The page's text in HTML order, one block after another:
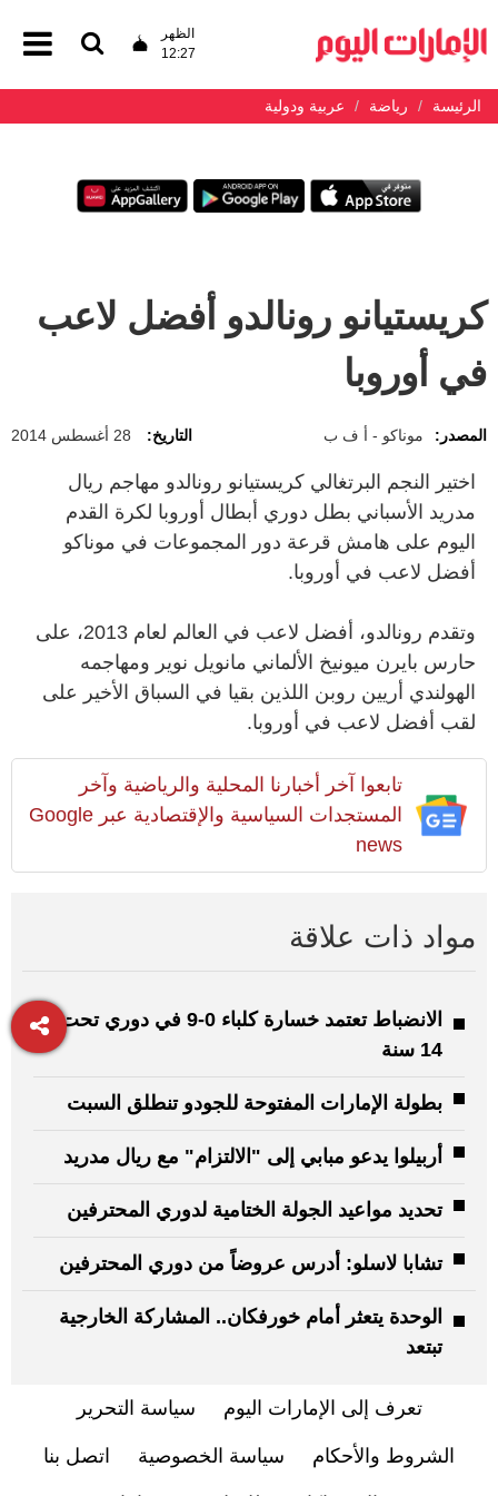
الظهر
12:27
الرئيسة رياضة عربية ودولية
كريستيانو رونالدو أفضل لاعب
في أوروبا
المصدر: موناكو - أ ف ب التاريخ: 28 أغسطس 2014
اختير النجم البرتغالي كريستيانو رونالدو مهاجم ريال
مدريد الأسباني بطل دوري أبطال أوروبا لكرة القدم
اليوم على هامش قرعة دور المجموعات في موناكو
أفضل لاعب في أوروبا.
وتقدم رونالدو، أفضل لاعب في العالم لعام 2013، على
حارس بايرن ميونيخ الألماني مانويل نوير ومهاجمه
الهولندي أريين روبن اللذين بقيا في السباق الأخير على
لقب أفضل لاعب في أوروبا.
تابعوا آخر أخبارنا المحلية والرياضية وآخر
المستجدات السياسية والإقتصادية عبر Google
news
مواد ذات علاقة
الانضباط تعتمد خسارة كلباء 0-9 في دوري تحت
14 سنة
بطولة الإمارات المفتوحة للجودو تنطلق السبت
أربيلوا يدعو مبابي إلى "الالتزام" مع ريال مدريد
تحديد مواعيد الجولة الختامية لدوري المحترفين
تشابا لاسلو: أدرس عروضاً من دوري المحترفين
الوحدة يتعثر أمام خورفكان.. المشاركة الخارجية
تبتعد
تعرف إلى الإمارات اليوم سياسة التحرير
الشروط والأحكام سياسة الخصوصية اتصل بنا